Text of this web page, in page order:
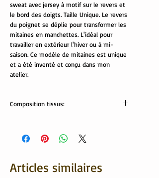
sweat avec jersey à motif sur le revers et
le bord des doigts. Taille Unique. Le revers
du poignet se déplie pour transformer les
mitaines en manchettes. L'idéal pour
travailler en extérieur l'hiver ou à mi-
saison. Ce modèle de mitaines est unique
et a été inventé et conçu dans mon
atelier.
Composition tissus:
sweat: 70% coton, 30% polyester
Articles similaires